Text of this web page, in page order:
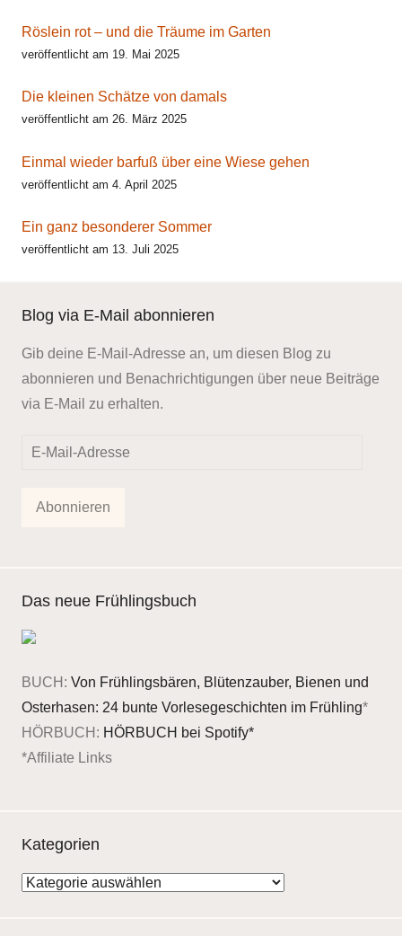
Röslein rot – und die Träume im Garten
veröffentlicht am 19. Mai 2025
Die kleinen Schätze von damals
veröffentlicht am 26. März 2025
Einmal wieder barfuß über eine Wiese gehen
veröffentlicht am 4. April 2025
Ein ganz besonderer Sommer
veröffentlicht am 13. Juli 2025
Blog via E-Mail abonnieren
Gib deine E-Mail-Adresse an, um diesen Blog zu
abonnieren und Benachrichtigungen über neue Beiträge
via E-Mail zu erhalten.
E-
Abonnieren
Das neue Frühlingsbuch
BUCH: Von Frühlingsbären, Blütenzauber, Bienen und
Osterhasen: 24 bunte Vorlesegeschichten im Frühling*
HÖRBUCH: HÖRBUCH bei Spotify*
*Affiliate Links
Kategorien
Kategorien